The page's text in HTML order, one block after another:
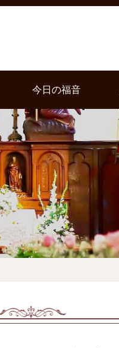
今日の福音